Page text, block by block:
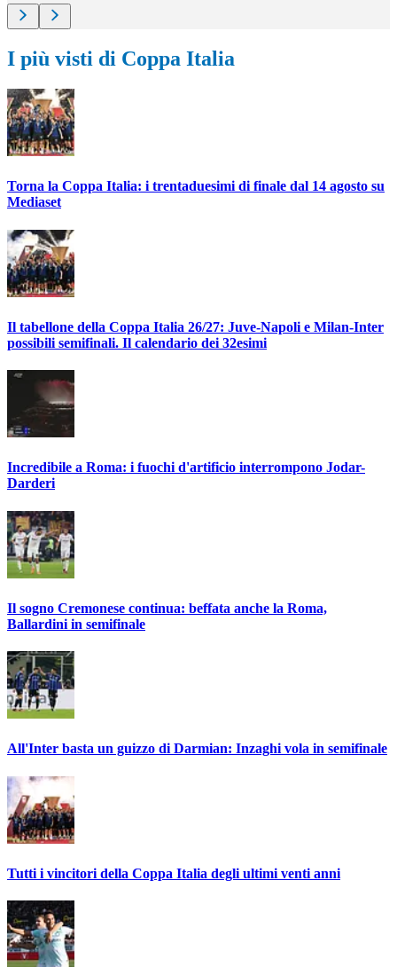
I più visti di Coppa Italia
Torna la Coppa Italia: i trentaduesimi di finale dal 14 agosto su
Mediaset
Il tabellone della Coppa Italia 26/27: Juve-Napoli e Milan-Inter
possibili semifinali. Il calendario dei 32esimi
Incredibile a Roma: i fuochi d'artificio interrompono Jodar-
Darderi
Il sogno Cremonese continua: beffata anche la Roma,
Ballardini in semifinale
All'Inter basta un guizzo di Darmian: Inzaghi vola in semifinale
Tutti i vincitori della Coppa Italia degli ultimi venti anni